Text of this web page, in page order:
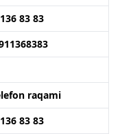
83 83
raqami
83 83